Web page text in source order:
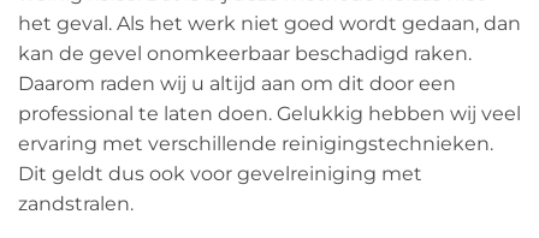
het geval. Als het werk niet goed wordt gedaan, dan
kan de gevel onomkeerbaar beschadigd raken.
Daarom raden wij u altijd aan om dit door een
professional te laten doen. Gelukkig hebben wij veel
ervaring met verschillende reinigingstechnieken.
Dit geldt dus ook voor gevelreiniging met
zandstralen.